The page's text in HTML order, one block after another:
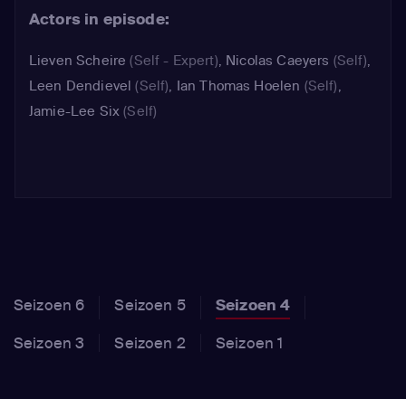
dwarsbomen? Of is het over en uit
met deze wereld?
Actors in episode:
Lieven Scheire (Self - Expert), Nicolas Caeyers (Self),
Leen Dendievel (Self), Ian Thomas Hoelen (Self),
Jamie-Lee Six (Self)
Seizoen 6 Seizoen 5
Seizoen 4
Seizoen 3
Seizoen 2 Seizoen 1